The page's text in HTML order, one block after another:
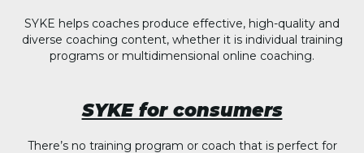
SYKE helps coaches produce effective, high-quality and
diverse coaching content, whether it is individual training
programs or multidimensional online coaching.
SYKE for consumers
There’s no training program or coach that is perfect for